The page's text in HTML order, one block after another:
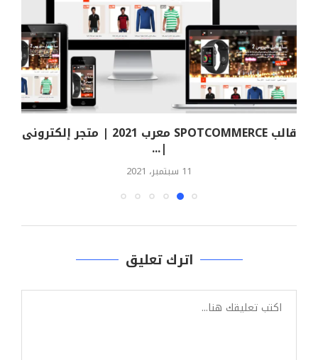
قالب SPOTCOMMERCE معرب 2021 | متجر إلكترونى
|...
11 سبتمبر، 2021
اترك تعليق